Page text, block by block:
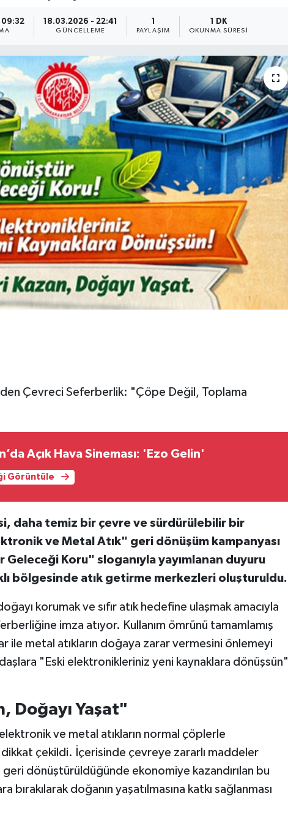
09:32 18.03.2026 - 22:41
GÜNCELLEME PAYLAŞIM
1 DK
OKUNMA SÜRESI
Çevreci Seferberlik: "Çöpe Değil, Toplama
Açık Hava Sineması: 'Ezo Gelin'
Görüntüle
daha temiz bir çevre ve sürdürülebilir bir
ve Metal Atık" geri dönüşüm kampanyası
Koru" sloganıyla yayımlanan duyuru
bölgesinde atık getirme merkezleri oluşturuldu.
korumak ve sıfır atık hedefine ulaşmak amacıyla
imza atıyor. Kullanım ömrünü tamamlamış
ile metal atıkların doğaya zarar vermesini önlemeyi
"Eski elektronikleriniz yeni kaynaklara dönüşsün"
Doğayı Yaşat"
ve metal atıkların normal çöplerle
dikkat çekildi. İçerisinde çevreye zararlı maddeler
geri dönüştürüldüğünde ekonomiye kazandırılan bu
bırakılarak doğanın yaşatılmasına katkı sağlanması